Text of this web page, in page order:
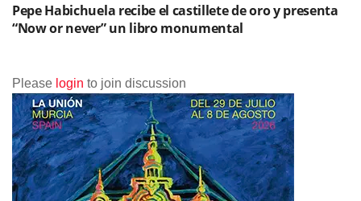
Pepe Habichuela recibe el castillete de oro y presenta
“Now or never” un libro monumental
Please login to join discussion